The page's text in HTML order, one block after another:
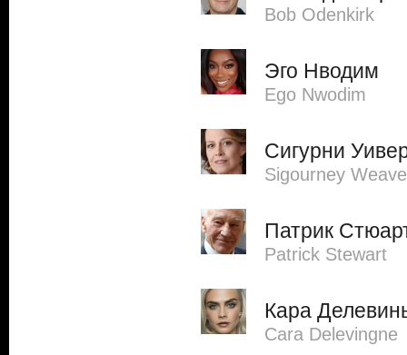
Bob Odenkirk
Эго Нводим
Ego Nwodim
Сигурни
Sigourney
Патрик
Patrick Stewart
Кара
Cara Delevingne